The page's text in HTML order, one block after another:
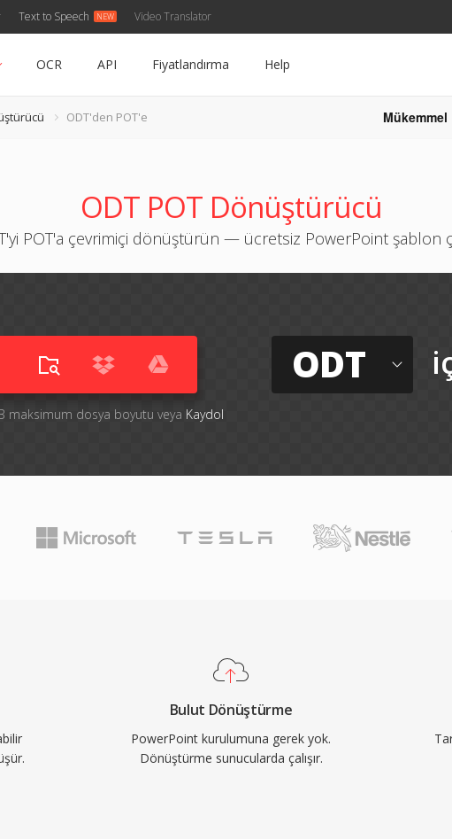
Text to Speech Video Translator
OCR API Fiyatlandırma Help
ODT'den POT'e Mükemmel
ODT POT Dönüştürücü
POT'a çevrimiçi dönüştürün — ücretsiz PowerPoint şablon
maksimum dosya boyutu veya Kaydol
ODT
Bulut Dönüştürme
PowerPoint kurulumuna gerek yok.
Dönüştürme sunucularda çalışır.